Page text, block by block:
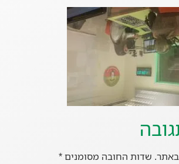
באתר. שדות החובה מסומנים*